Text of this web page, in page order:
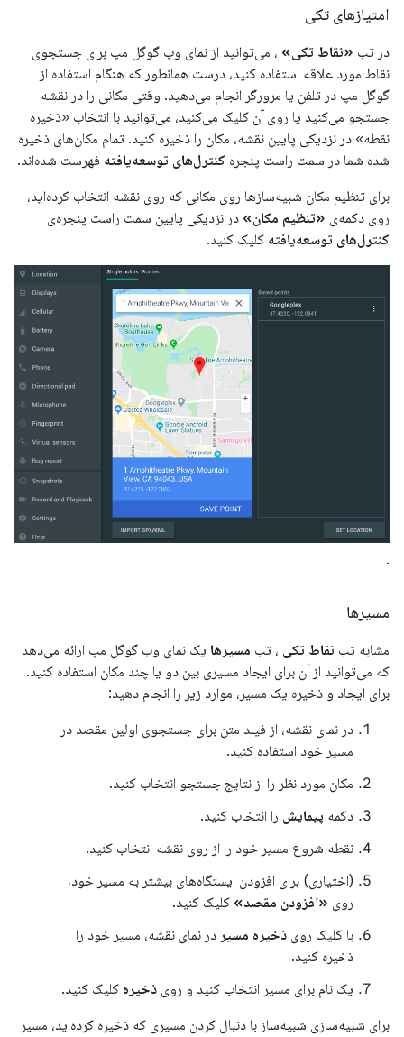
امتیازهای تکی
در تب «نقاط تکی» ، می‌توانید از نمای وب گوگل مپ برای جستجوی
نقاط مورد علاقه استفاده کنید، درست همانطور که هنگام استفاده از
گوگل مپ در تلفن یا مرورگر انجام می‌دهید. وقتی مکانی را در نقشه
جستجو می‌کنید یا روی آن کلیک می‌کنید، می‌توانید با انتخاب «ذخیره
نقطه» در نزدیکی پایین نقشه، مکان را ذخیره کنید. تمام مکان‌های ذخیره
شده شما در سمت راست پنجره کنترل‌های توسعه‌یافته فهرست شده‌اند.
برای تنظیم مکان شبیه‌سازها روی مکانی که روی نقشه انتخاب کرده‌اید،
روی دکمه‌ی «تنظیم مکان» در نزدیکی پایین سمت راست پنجره‌ی
کنترل‌های توسعه‌یافته کلیک کنید.
.
مسیرها
مشابه تب نقاط تکی ، تب مسیرها یک نمای وب گوگل مپ ارائه می‌دهد
که می‌توانید از آن برای ایجاد مسیری بین دو یا چند مکان استفاده کنید.
برای ایجاد و ذخیره یک مسیر، موارد زیر را انجام دهید:
در نمای نقشه، از فیلد متن برای جستجوی اولین مقصد در
مسیر خود استفاده کنید.
مکان مورد نظر را از نتایج جستجو انتخاب کنید.
دکمه پیمایش را انتخاب کنید.
نقطه شروع مسیر خود را از روی نقشه انتخاب کنید.
(اختیاری) برای افزودن ایستگاه‌های بیشتر به مسیر خود،
روی «افزودن مقصد» کلیک کنید.
با کلیک روی ذخیره مسیر در نمای نقشه، مسیر خود را
ذخیره کنید.
یک نام برای مسیر انتخاب کنید و روی ذخیره کلیک کنید.
برای شبیه‌سازی شبیه‌ساز با دنبال کردن مسیری که ذخیره کرده‌اید، مسیر